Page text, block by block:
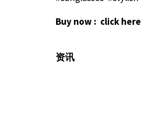
Buy now : click here
资讯